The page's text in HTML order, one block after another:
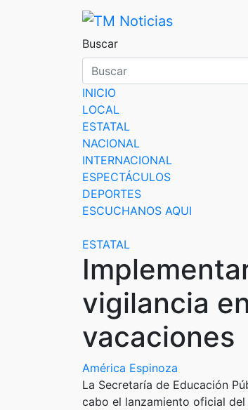
TM Noticias
TM Noticias
Buscar
INICIO
LOCAL
ESTATAL
NACIONAL
INTERNACIONAL
ESPECTÁCULOS
DEPORTES
ESCUCHANOS AQUI
ESTATAL
vigilancia
vacaciones
América Espinoza
La Secretaría de Educación
cabo el lanzamiento oficial del